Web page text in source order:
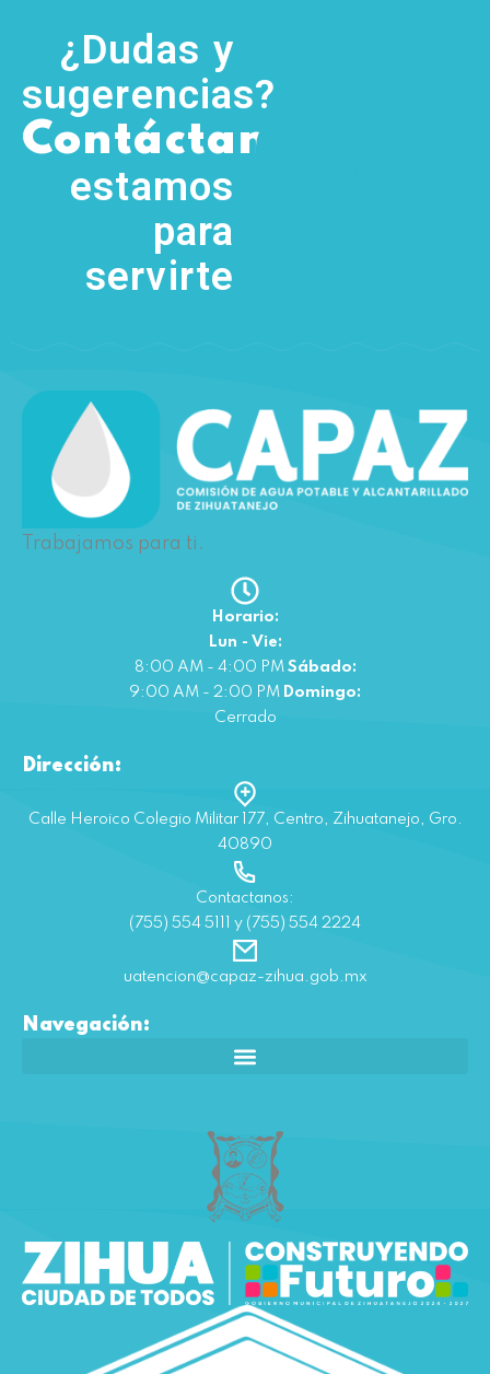
¿Dudas y
sugerencias?
Contáctanos
estamos
para
servirte
Trabajamos para ti.
Horario:
Lun - Vie:
8:00 AM - 4:00 PM Sábado:
9:00 AM - 2:00 PM Domingo:
Cerrado
Dirección:
Calle Heroico Colegio Militar 177, Centro, Zihuatanejo, Gro.
40890
Contactanos:
(755) 554 5111 y (755) 554 2224
uatencion@capaz-zihua.gob.mx
Navegación: